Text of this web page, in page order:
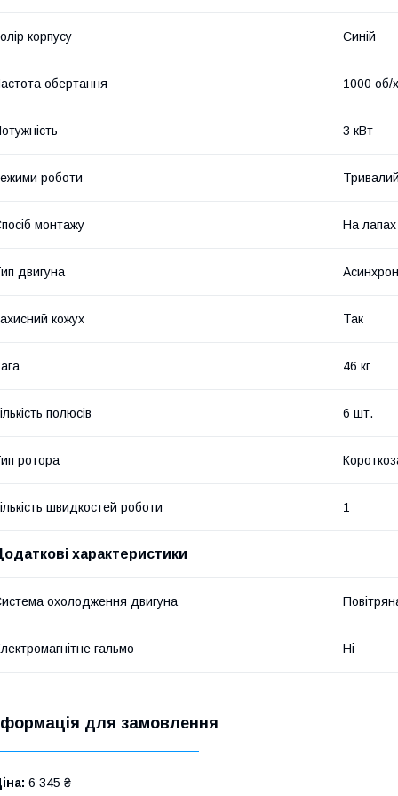
корпусу Синій
обертання 1000 об/
3 кВт
роботи Тривалий
монтажу На лапах
двигуна
кожух Так
46 кг
полюсів 6 шт.
ротора
швидкостей роботи 1
характеристики
охолодження двигуна
гальмо Ні
для замовлення
6 345 ₴